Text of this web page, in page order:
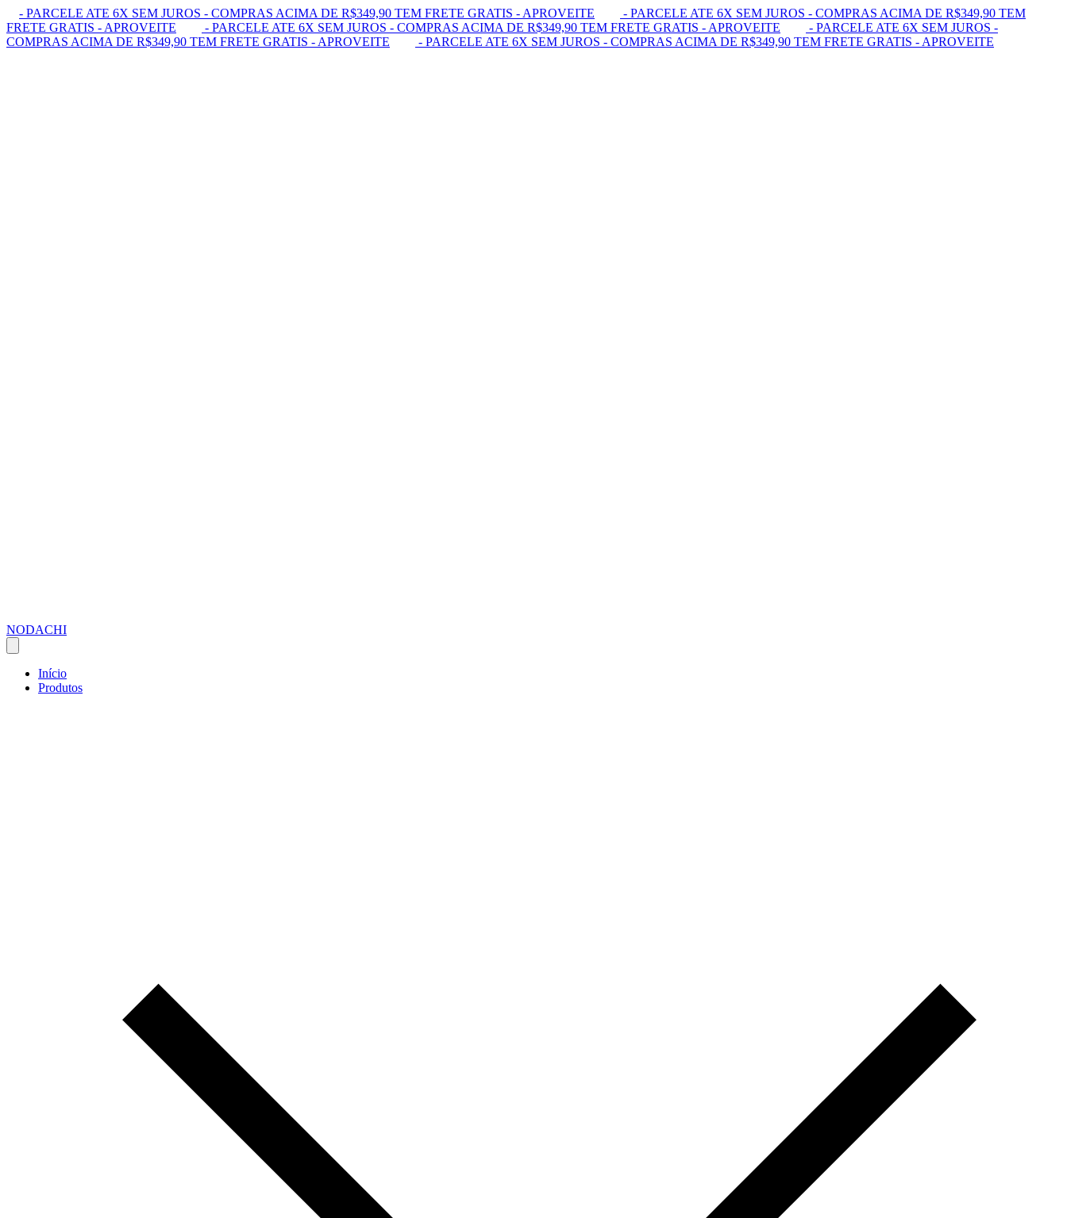
- PARCELE ATE 6X SEM JUROS - COMPRAS ACIMA DE R$349,90 TEM FRETE GRATIS - APROVEITE
- PARCELE ATE 6X SEM JUROS - COMPRAS ACIMA DE R$349,90 TEM
FRETE GRATIS - APROVEITE
- PARCELE ATE 6X SEM JUROS - COMPRAS ACIMA DE R$349,90 TEM FRETE GRATIS - APROVEITE
- PARCELE ATE 6X SEM JUROS -
COMPRAS ACIMA DE R$349,90 TEM FRETE GRATIS - APROVEITE
- PARCELE ATE 6X SEM JUROS - COMPRAS ACIMA DE R$349,90 TEM FRETE GRATIS - APROVEITE
NODACHI
Início
Produtos